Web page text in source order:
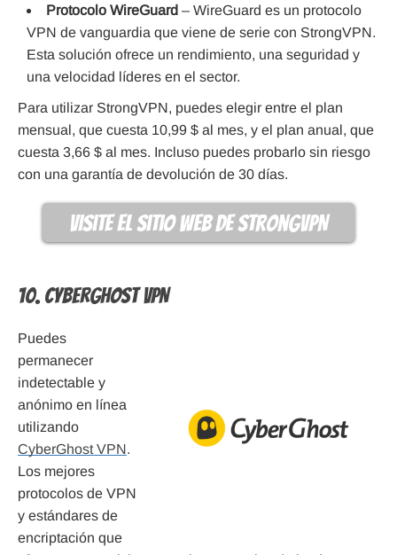
Protocolo WireGuard – WireGuard es un protocolo
VPN de vanguardia que viene de serie con StrongVPN.
Esta solución ofrece un rendimiento, una seguridad y
una velocidad líderes en el sector.
Para utilizar StrongVPN, puedes elegir entre el plan
mensual, que cuesta 10,99 $ al mes, y el plan anual, que
cuesta 3,66 $ al mes. Incluso puedes probarlo sin riesgo
con una garantía de devolución de 30 días.
visite el sitio web de StrongVPN
10. CyberGhost VPN
Puedes
permanecer
indetectable y
anónimo en línea
utilizando
CyberGhost VPN.
Los mejores
protocolos de VPN
y estándares de
encriptación que